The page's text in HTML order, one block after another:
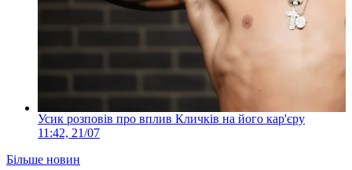
Усик розповів про вплив Кличків на його кар'єру
11:42, 21/07
Більше новин